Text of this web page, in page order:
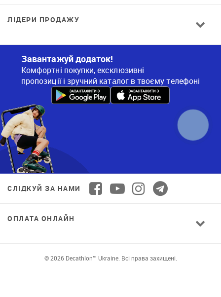
ЛІДЕРИ ПРОДАЖУ
Завантажуй додаток!
Комфортні покупки, ексклюзивні
пропозиції і зручний каталог в твоєму телефоні
СЛІДКУЙ ЗА НАМИ
ОПЛАТА ОНЛАЙН
© 2026 Decathlon™ Ukraine. Всі права захищені.